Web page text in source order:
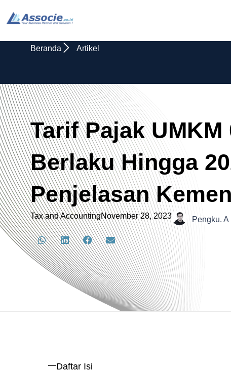
Beranda Artikel
Tarif Pajak UMKM
Berlaku Hingga
Penjelasan
Tax and AccountingNovember 28, 2023 Pengku. A
Daftar Isi